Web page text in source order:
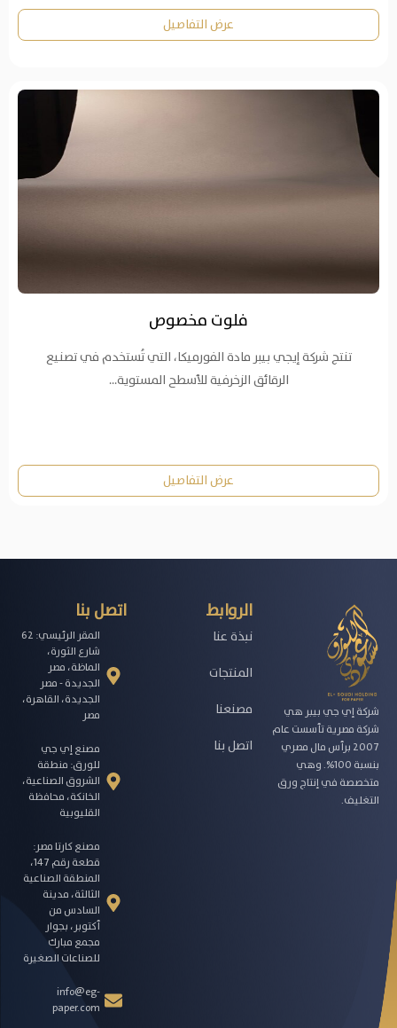
عرض التفاصيل
فلوت مخصوص
تنتج شركة إيجي بيبر مادة الفورميكا، التي تُستخدم في تصنيع
الرقائق الزخرفية للأسطح المستوية…
عرض التفاصيل
شركة إي جي بيبر هي
شركة مصرية تأسست عام
2007 برأس مال مصري
بنسبة 100%. وهي
متخصصة في إنتاج ورق
التغليف.
الروابط
نبذة عنا
المنتجات
مصنعنا
اتصل بنا
اتصل بنا
المقر الرئيسي: 62
شارع الثورة،
الماظة، مصر
الجديدة - مصر
الجديدة، القاهرة،
مصر
مصنع إي جي
للورق: منطقة
الشروق الصناعية،
الخانكة، محافظة
القليوبية
مصنع كارتا مصر:
قطعة رقم 147،
المنطقة الصناعية
الثالثة، مدينة
السادس من
أكتوبر، بجوار
مجمع مبارك
للصناعات الصغيرة
info@eg-
paper.com